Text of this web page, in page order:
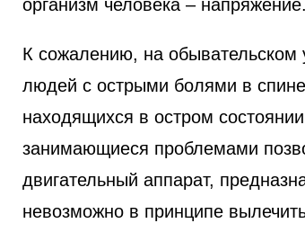
организм человека – напряжение.
К сожалению, на обывательском
людей с острыми болями в
находящихся в остром
занимающиеся проблемами
двигательный аппарат,
невозможно в принципе